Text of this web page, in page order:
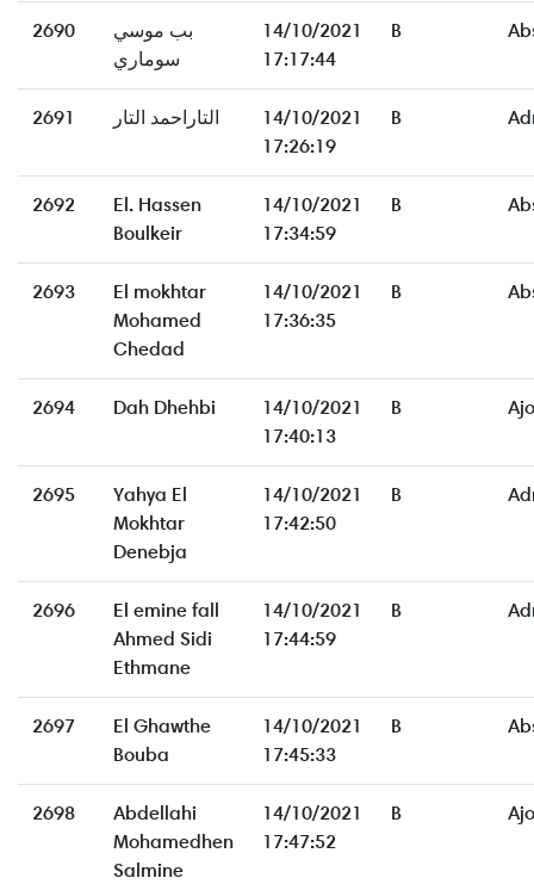
2690
بب موسي
سوماري
14/10/2021
17:17:44
B
2691 التاراحمد التار
14/10/2021
17:26:19
B
2692
El. Hassen
Boulkeir
14/10/2021
17:34:59
B
2693
El mokhtar
Mohamed
Chedad
14/10/2021
17:36:35
B
2694 Dah Dhehbi
14/10/2021
17:40:13
B
2695
Yahya El
Mokhtar
Denebja
14/10/2021
17:42:50
B
2696
El emine fall
Ahmed Sidi
Ethmane
14/10/2021
17:44:59
B
2697
El Ghawthe
Bouba
14/10/2021
17:45:33
B
2698
Abdellahi
Mohamedhen
Salmine
14/10/2021
17:47:52
B